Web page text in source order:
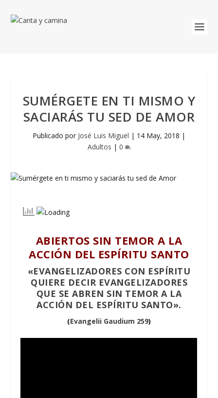
SUMÉRGETE EN TI MISMO Y
SACIARÁS TU SED DE AMOR
Publicado por José Luis Miguel | 14 May, 2018 |
Adultos | 0
ABIERTOS SIN TEMOR A LA
ACCIÓN DEL ESPÍRITU SANTO
«EVANGELIZADORES CON ESPÍRITU
QUIERE DECIR EVANGELIZADORES
QUE SE ABREN SIN TEMOR A LA
ACCIÓN DEL ESPÍRITU SANTO».
(Evangelii Gaudium 259)